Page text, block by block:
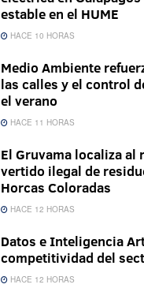
estable en el HUME
HACE 10 HORAS
Medio Ambiente
las calles y el control
el verano
HACE 11 HORAS
El Gruvama localiza al
vertido ilegal de
Horcas Coloradas
HACE 12 HORAS
Datos e Inteligencia
competitividad del
HACE 12 HORAS